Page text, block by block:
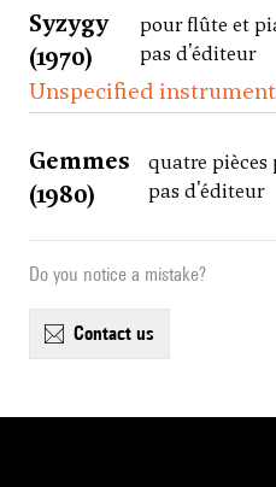
Syzygy
(1970)
pour flûte et
pas d'éditeur
Unspecified
Gemmes
(1980)
quatre pièces
pas d'éditeur
Do you notice a mistake?
contact us